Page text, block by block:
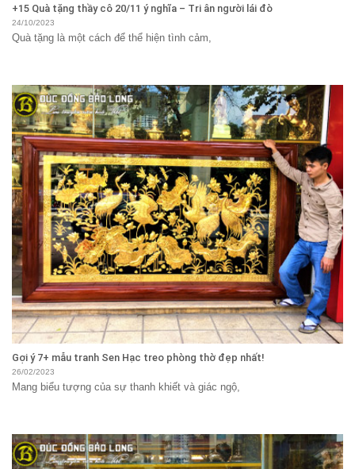
+15 Quà tặng thầy cô 20/11 ý nghĩa – Tri ân người lái đò
24/10/2023
Quà tặng là một cách để thể hiện tình cảm,
Gợi ý 7+ mẫu tranh Sen Hạc treo phòng thờ đẹp nhất!
26/02/2023
Mang biểu tượng của sự thanh khiết và giác ngộ,